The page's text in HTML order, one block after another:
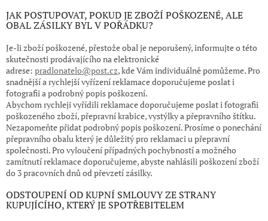
JAK POSTUPOVAT, POKUD JE ZBOŽÍ POŠKOZENÉ, ALE
OBAL ZÁSILKY BYL V POŘÁDKU?
Je-li zboží poškozené, přestože obal je neporušený, informujte o této
skutečnosti prodávajícího na elektronické
adrese: pradlonatelo@post.cz, kde Vám individuálně pomůžeme. Pro
snadnější a rychlejší vyřízení reklamace doporučujeme poslat i
fotografii a podrobný popis poškození.
Abychom rychleji vyřídili reklamace doporučujeme poslat i fotografii
poškozeného zboží, přepravní krabice, vystýlky a přepravního štítku.
Nezapomeňte přidat podrobný popis poškození. Prosíme o ponechání
přepravního obalu který je důležitý pro reklamaci u přepravní
společnosti. Pro vyloučení případných pochybností a možného
zamítnutí reklamace doporučujeme, abyste nahlásili poškození zboží
do 3 pracovních dnů od převzetí zásilky.
ODSTOUPENÍ OD KUPNÍ SMLOUVY ZE STRANY
KUPUJÍCÍHO, KTERÝ JE SPOTŘEBITELEM